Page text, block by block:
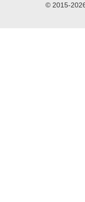
© 2015-